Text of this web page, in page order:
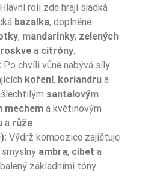
Hlavní roli zde hrají sladká
bazalka, doplněné
, mandarinky, zelených
a citróny
Po chvíli vůně nabývá síly
koření, koriandru a
santalovým
mechem a květinovým
a růže
Výdrž kompozice zajišťuje
smyslný ambra, cibet a
základními tóny